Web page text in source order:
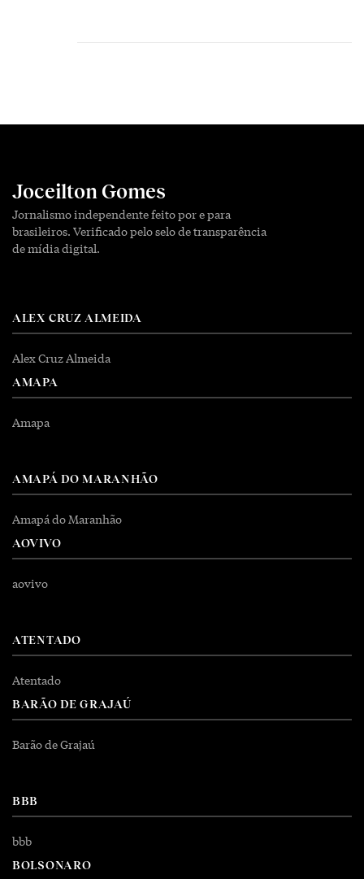
Joceilton Gomes
Jornalismo independente feito por e para
brasileiros. Verificado pelo selo de transparência
de mídia digital.
ALEX CRUZ ALMEIDA
Alex Cruz Almeida
AMAPA
Amapa
AMAPÁ DO MARANHÃO
Amapá do Maranhão
AOVIVO
aovivo
ATENTADO
Atentado
BARÃO DE GRAJAÚ
Barão de Grajaú
BBB
bbb
BOLSONARO